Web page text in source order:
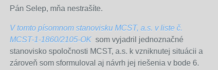
Pán Selep, mňa nestrašíte.
V tomto písomnom stanovisku MCST, a.s. v liste č.
MCST-1-1860/2105-OK som vyjadril jednoznačné
stanovisko spoločnosti MCST, a.s. k vzniknutej situácii a
zároveň som sformuloval aj návrh jej riešenia v bode 6.